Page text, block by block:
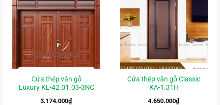
Cửa thép vân gỗ
Luxury KL-42.01.03-3NC
3.174.000₫
Cửa thép vân gỗ Classic
KA-1.31H
4.650.000₫